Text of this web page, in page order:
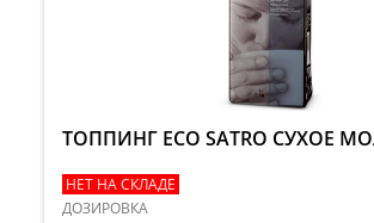
ТОППИНГ ECO SATRO СУХОЕ
НЕТ НА СКЛАДЕ
ДОЗИРОВКА